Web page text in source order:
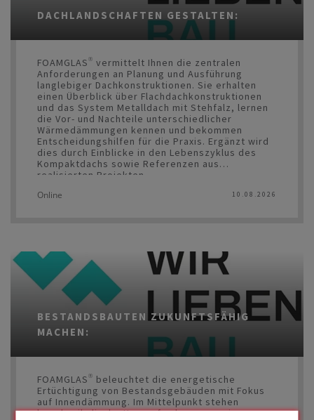
DACHLANDSCHAFTEN GESTALTEN:
FOAMGLAS® vermittelt Ihnen die zentralen
Anforderungen an Planung und Ausführung
langlebiger Dachkonstruktionen. Sie erhalten
einen Überblick über Flachdachkonstruktionen
und das System Metalldach mit Stehfalz, lernen
die Vor- und Nachteile unterschiedlicher
Wärmedämmungen kennen und bekommen
Entscheidungshilfen für die Praxis. Ergänzt wird
dies durch Einblicke in den Lebenszyklus des
Kompaktdachs sowie Referenzen aus
realisierten Projekten.
Die Symposien werden von den meisten
Online 10.08.2026
BESTANDSBAUTEN ZUKUNFTSFÄHIG
MACHEN:
FOAMGLAS® beleuchtet die energetische
Ertüchtigung von Bestandsgebäuden mit Fokus
auf Innendämmung. Im Mittelpunkt stehen
bauphysikalische Herausforderungen wie